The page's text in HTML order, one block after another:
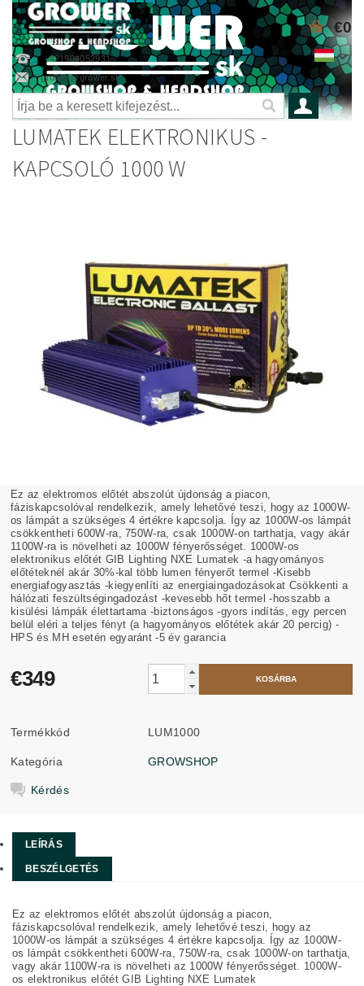
+421904052931
grower@grower.sk
€0
LUMATEK ELEKTRONIKUS -
KAPCSOLÓ 1000 W
Ez az elektromos előtét abszolút újdonság a piacon,
fáziskapcsolóval rendelkezik, amely lehetővé teszi, hogy az 1000W-
os lámpát a szükséges 4 értékre kapcsolja. Így az 1000W-os lámpát
csökkentheti 600W-ra, 750W-ra, csak 1000W-on tarthatja, vagy akár
1100W-ra is növelheti az 1000W fényerősséget. 1000W-os
elektronikus előtét GIB Lighting NXE Lumatek -a hagyományos
előtéteknél akár 30%-kal több lumen fényerőt termel -Kisebb
energiafogyasztás -kiegyenlíti az energiaingadozásokat Csökkenti a
hálózati feszültségingadozást -kevesebb hőt termel -hosszabb a
kisülési lámpák élettartama -biztonságos -gyors indítás, egy percen
belül eléri a teljes fényt (a hagyományos előtétek akár 20 percig) -
HPS és MH esetén egyaránt -5 év garancia
€349
Termékkód LUM1000
Kategória GROWSHOP
Kérdés
LEÍRÁS
BESZÉLGETÉS
Ez az elektromos előtét abszolút újdonság a piacon,
fáziskapcsolóval rendelkezik, amely lehetővé teszi, hogy az
1000W-os lámpát a szükséges 4 értékre kapcsolja. Így az 1000W-
os lámpát csökkentheti 600W-ra, 750W-ra, csak 1000W-on tarthatja,
vagy akár 1100W-ra is növelheti az 1000W fényerősséget. 1000W-
os elektronikus előtét GIB Lighting NXE Lumatek